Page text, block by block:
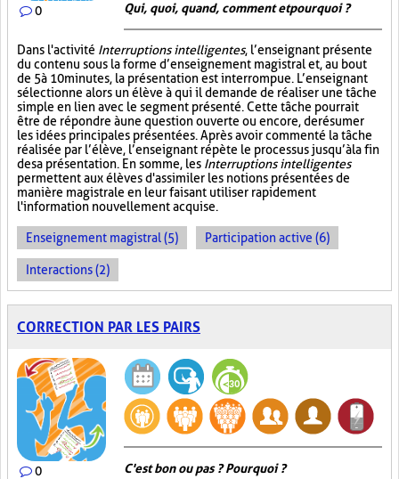
0 Qui, quoi, quand, comment et pourquoi ?
Dans l'activité Interruptions intelligentes, l’enseignant présente
du contenu sous la forme d’enseignement magistral et, au bout
de 5 à 10 minutes, la présentation est interrompue. L’enseignant
sélectionne alors un élève à qui il demande de réaliser une tâche
simple en lien avec le segment présenté. Cette tâche pourrait
être de répondre à une question ouverte ou encore, de résumer
les idées principales présentées. Après avoir commenté la tâche
réalisée par l’élève, l’enseignant répète le processus jusqu’à la fin
de sa présentation. En somme, les Interruptions intelligentes
permettent aux élèves d'assimiler les notions présentées de
manière magistrale en leur faisant utiliser rapidement
l'information nouvellement acquise.
Enseignement magistral (5) Participation active (6)
Interactions (2)
CORRECTION PAR LES PAIRS
0 C'est bon ou pas ? Pourquoi ?